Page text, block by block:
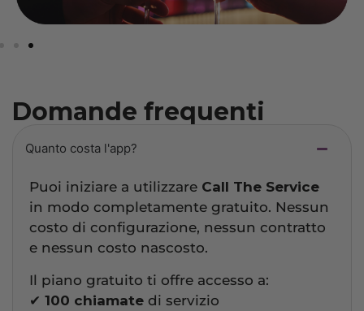
Domande frequenti
Quanto costa l'app?
Puoi iniziare a utilizzare Call The Service
in modo completamente gratuito. Nessun
costo di configurazione, nessun contratto
e nessun costo nascosto.
Il piano gratuito ti offre accesso a:
✔ 100 chiamate di servizio